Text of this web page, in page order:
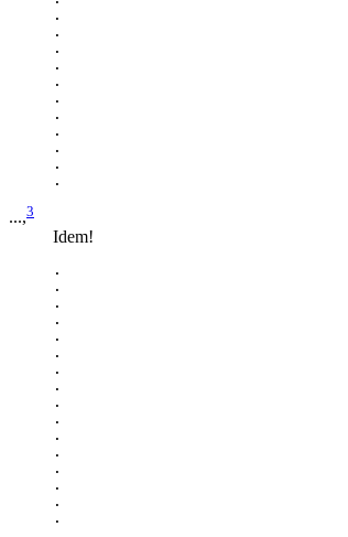
.
.
.
.
.
.
.
.
.
.
...,3
Idem!
.
.
.
.
.
.
.
.
.
.
.
.
.
.
.
.